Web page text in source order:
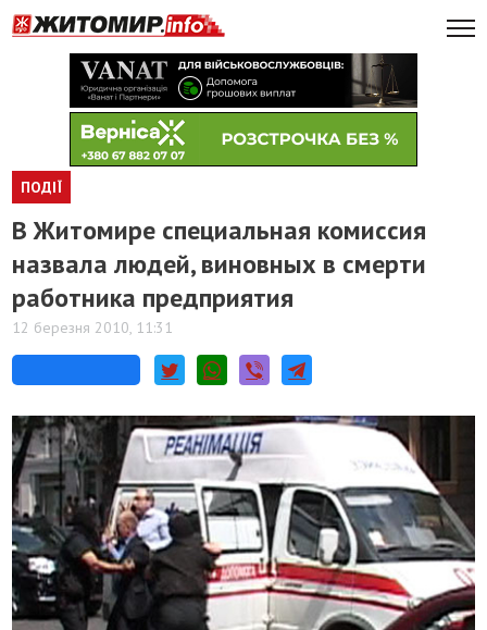
ПОДІЇ
В Житомире специальная комиссия
назвала людей, виновных в смерти
работника предприятия
12 березня 2010, 11:31